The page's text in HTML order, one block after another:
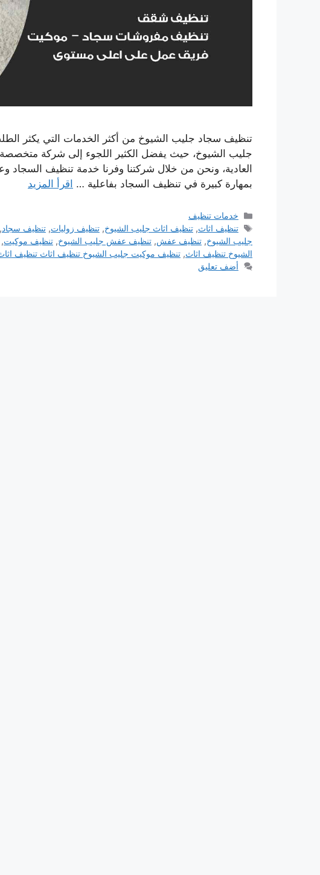
تنظيف سجاد جليب الشيوخ من أكثر الخدمات التي يكثر
جليب الشيوخ، حيث يفضل الكثير اللجوء إلى شركة
العادية، ونحن من خلال شركتنا وفرنا خدمة تنظيف
بمهارة كبيرة في تنظيف السجاد بفاعلية … اقرأ المزيد
التصنيفات
خدمات تنظيف
الوسوم
تنظيف اثاث,تنظيف اثاث جليب الشيوخ,تنظيف زوليات,تنظيف سجاد
جليب الشيوخ, تنظيف عفش, تنظيف عفش جليب الشيوخ, تنظيف موكيت,
الشيوخ تنظيف اثاث, تنظيف موكيت جليب الشيوخ تنظيف اثاث تنظيف
أضف تعليق